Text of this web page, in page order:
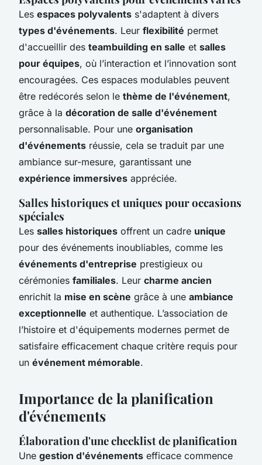
Les espaces polyvalents s'adaptent à divers
types d'événements. Leur flexibilité permet
d'accueillir des teambuilding en salle et salles
pour équipes, où l’interaction et l’innovation sont
encouragées. Ces espaces modulables peuvent
être redécorés selon le thème de l'événement,
grâce à la décoration de salle d'événement
personnalisable. Pour une organisation
d'événements réussie, cela se traduit par une
ambiance sur-mesure, garantissant une
expérience immersives appréciée.
Salles historiques et uniques pour occasions
spéciales
Les salles historiques offrent un cadre unique
pour des événements inoubliables, comme les
événements d'entreprise prestigieux ou
cérémonies familiales. Leur charme ancien
enrichit la mise en scène grâce à une ambiance
exceptionnelle et authentique. L’association de
l’histoire et d'équipements modernes permet de
satisfaire efficacement chaque critère requis pour
un événement mémorable.
Importance de la planification
d'événements
Élaboration d'une checklist de planification
Une gestion d'événements efficace commence